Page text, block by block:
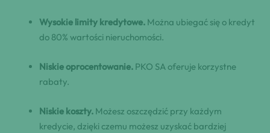
Wysokie limity kredytowe. Można ubiegać się o kredyt
do 80% wartości nieruchomości.
Niskie oprocentowanie. PKO SA oferuje korzystne
rabaty.
Niskie koszty. Możesz oszczędzić przy każdym
kredycie, dzięki czemu możesz uzyskać bardziej